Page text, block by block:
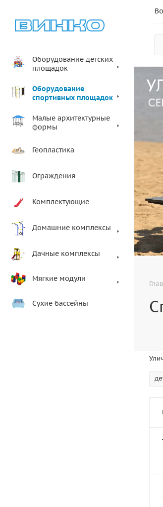
Оборудование детских
площадок
Оборудование
спортивных площадок
Малые архитектурные
формы
Геопластика
Ограждения
Комплектующие
Домашние комплексы
Дачные комплексы
Мягкие модули
Сухие бассейны